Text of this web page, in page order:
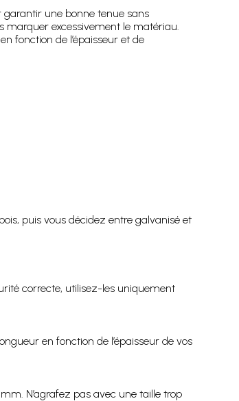
une bonne tenue sans
excessivement le matériau.
fonction de l’épaisseur et de
puis vous décidez entre galvanisé et
correcte, utilisez-les uniquement
en fonction de l’épaisseur de vos
N’agrafez pas avec une taille trop